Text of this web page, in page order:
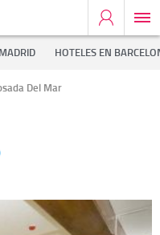
HOTELES EN
Del Mar